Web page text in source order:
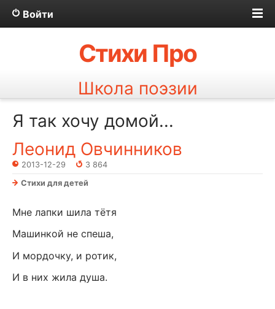
Войти
Стихи Про
Школа поэзии
Я так хочу домой...
Леонид Овчинников
2013-12-29
3 864
Стихи для детей
Мне лапки шила тётя
Машинкой не спеша,
И мордочку, и ротик,
И в них жила душа.